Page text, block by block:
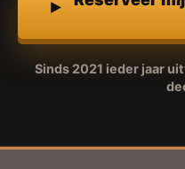
Sinds 2021 ieder jaar